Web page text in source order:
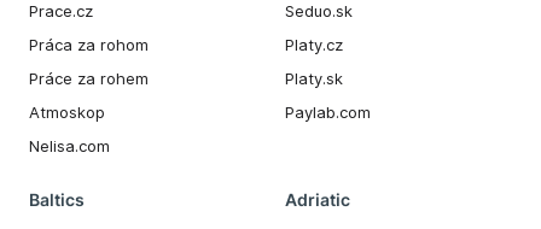
Prace.cz
Práca za rohom
Práce za rohem
Atmoskop
Nelisa.com
Seduo.sk
Platy.cz
Platy.sk
Paylab.com
Baltics Adriatic